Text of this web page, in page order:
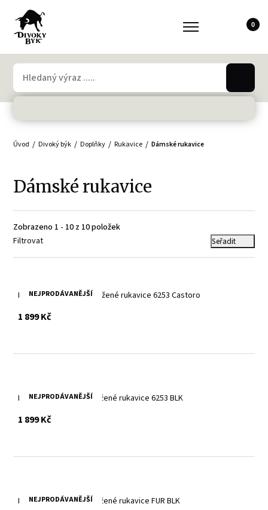
0
Úvod Divoký býk Doplňky Rukavice Dámské rukavice
Dámské rukavice
Zobrazeno 1 - 10 z 10 položek
Filtrovat
Seřadit
NEJPRODÁVANĚJŠÍ
Dámské zimní hnědé kožené rukavice 6253 Castoro
1 899 Kčs DPH
NEJPRODÁVANĚJŠÍ
Dámské zimní černé kožené rukavice 6253 BLK
1 899 Kčs DPH
NEJPRODÁVANĚJŠÍ
Dámské černé zimní kožené rukavice FUR BLK